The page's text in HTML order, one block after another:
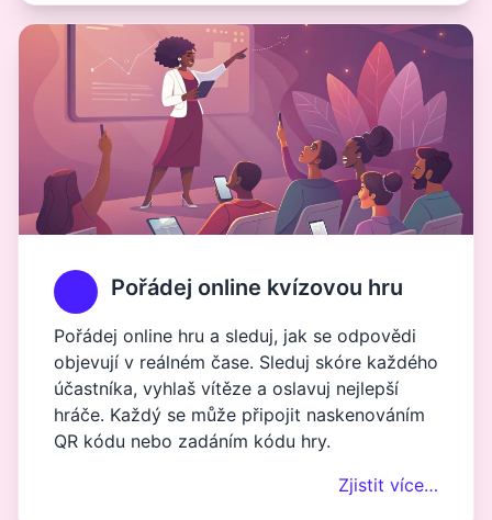
Pořádej online kvízovou hru
Pořádej online hru a sleduj, jak se odpovědi
objevují v reálném čase. Sleduj skóre každého
účastníka, vyhlaš vítěze a oslavuj nejlepší
hráče. Každý se může připojit naskenováním
QR kódu nebo zadáním kódu hry.
Zjistit více…